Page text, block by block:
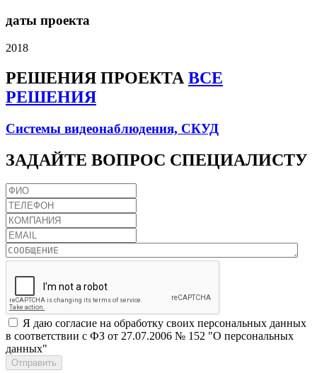
даты проекта
2018
РЕШЕНИЯ ПРОЕКТА ВСЕ
РЕШЕНИЯ
Системы видеонаблюдения, СКУД
ЗАДАЙТЕ ВОПРОС СПЕЦИАЛИСТУ
Я даю согласие на обработку своих персональных данных
в соответствии с ФЗ от 27.07.2006 № 152 "О персональных
данных"